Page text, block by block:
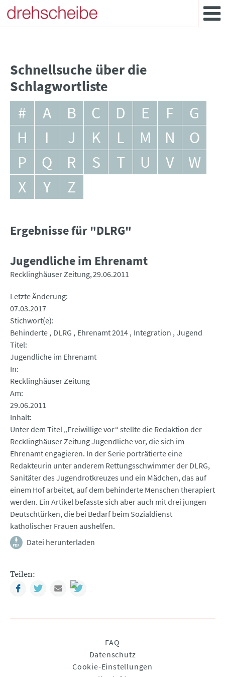
Schnellsuche über die
Schlagwortliste
# A B C D E F
G
H
I J K L M N
O
P
Q R S T U V
W
X
Y Z
Ergebnisse für "DLRG"
Jugendliche im Ehrenamt
Recklinghäuser Zeitung 29.06.2011
Letzte Änderung
07.03.2017
Stichwort(e)
Behinderte DLRG Ehrenamt 2014 Integration Jugend
Titel
Jugendliche im Ehrenamt
In
Recklinghäuser Zeitung
Am
29.06.2011
Inhalt
Unter dem Titel „Freiwillige vor“ stellte die Redaktion der
Recklinghäuser Zeitung Jugendliche vor, die sich im
Ehrenamt engagieren. In der Serie porträtierte eine
Redakteurin unter anderem Rettungsschwimmer der DLRG,
Sanitäter des Jugendrotkreuzes und ein Mädchen, das auf
einem Hof arbeitet, auf dem behinderte Menschen therapiert
werden. Ein Artikel befasste sich aber auch mit drei jungen
Deutschtürken, die bei Bedarf beim Sozialdienst
katholischer Frauen aushelfen.
Datei herunterladen
Teilen:
FacebookTwitterMail
FAQ
Datenschutz
Cookie-Einstellungen